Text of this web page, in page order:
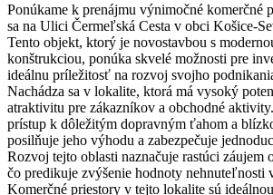
Ponúkame k prenájmu výnimočné komerčné
sa na Ulici Čermeľská Cesta v obci Košice-
Tento objekt, ktorý je novostavbou s
konštrukciou, ponúka skvelé možnosti pre
ideálnu príležitosť na rozvoj svojho
Nachádza sa v lokalite, ktorá má vysoký
atraktivitu pre zákazníkov a obchodné
prístup k dôležitým dopravným ťahom a
posilňuje jeho výhodu a zabezpečuje
Rozvoj tejto oblasti naznačuje rastúci záujem
čo predikuje zvýšenie hodnoty nehnuteľnosti
Komerčné priestory v tejto lokalite sú